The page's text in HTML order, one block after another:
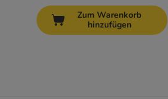
Zum Warenkorb
hinzufügen